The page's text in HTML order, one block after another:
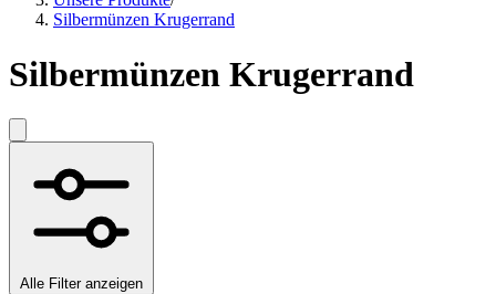
Silbermünzen Krugerrand
Silbermünzen Krugerrand
Alle Filter anzeigen